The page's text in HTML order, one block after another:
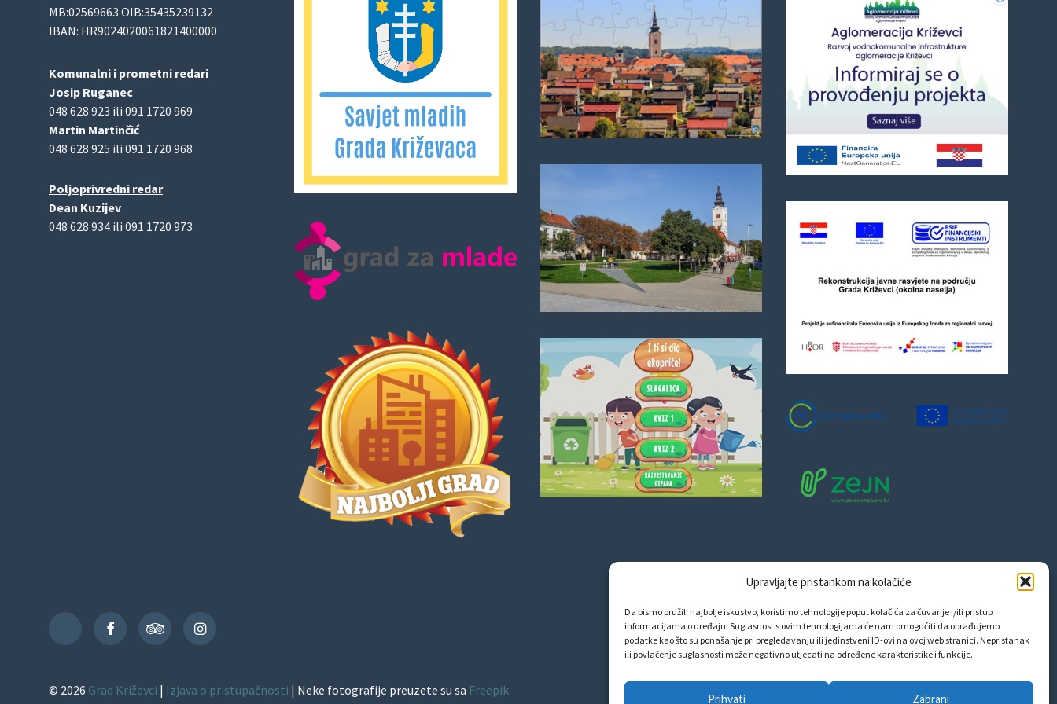
Upravljajte pristankom na kolačiće
Da bismo pružili najbolje iskustvo, koristimo tehnologije poput kolačića za čuvanje i/ili pristup
informacijama o uređaju. Suglasnost s ovim tehnologijama će nam omogućiti da obrađujemo
podatke kao što su ponašanje pri pregledavanju ili jedinstveni ID-ovi na ovoj web stranici. Nepristanak
ili povlačenje suglasnosti može negativno utjecati na određene karakteristike i funkcije.
Prihvati Zabrani
MB:02569663 OIB:35435239132
IBAN: HR9024020061821400000
Komunalni i prometni redari
Josip Ruganec
048 628 923 ili 091 1720 969
Martin Martinčić
048 628 925 ili 091 1720 968
Poljoprivredni redar
Dean Kuzijev
048 628 934 ili 091 1720 973
TikTok
FacebookTripAdvisorInstagram
© 2026 Grad Križevci | Izjava o pristupačnosti | Neke fotografije preuzete su sa Freepik